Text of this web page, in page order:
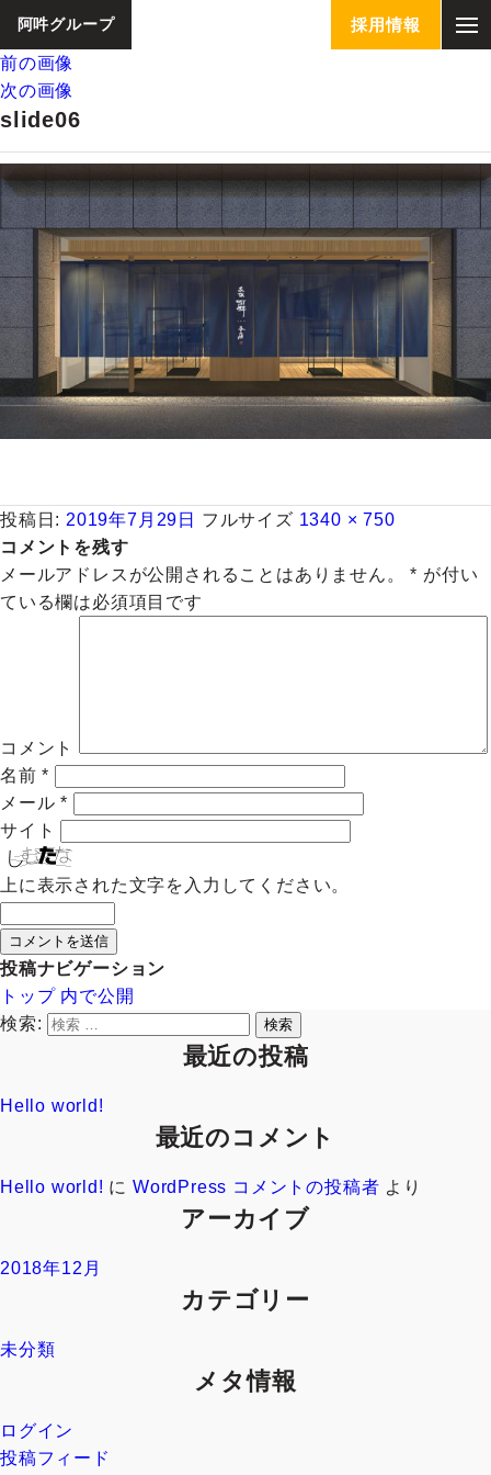
阿吽グループ 採用情報
前の画像
次の画像
slide06
投稿日: 2019年7月29日 フルサイズ 1340 × 750
コメントを残す
メールアドレスが公開されることはありません。
* が付い
ている欄は必須項目です
コメント
名前*
メール*
サイト
上に表示された文字を入力してください。
投稿ナビゲーション
トップ 内で公開
検索:
検索
最近の投稿
Hello world!
最近のコメント
Hello world! にWordPress コメントの投稿者 より
アーカイブ
2018年12月
カテゴリー
未分類
メタ情報
ログイン
投稿フィード